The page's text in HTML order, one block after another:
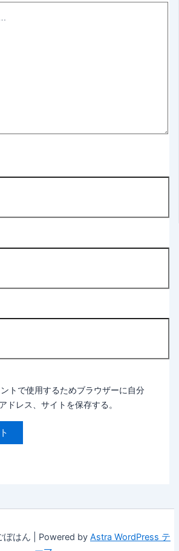
トで使用するためブラウザーに自分
ドレス、サイトを保存する。
はん | Powered by Astra WordPress テ